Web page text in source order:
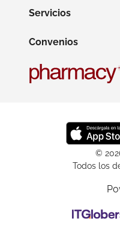
Servicios
Convenios
©
Todos los